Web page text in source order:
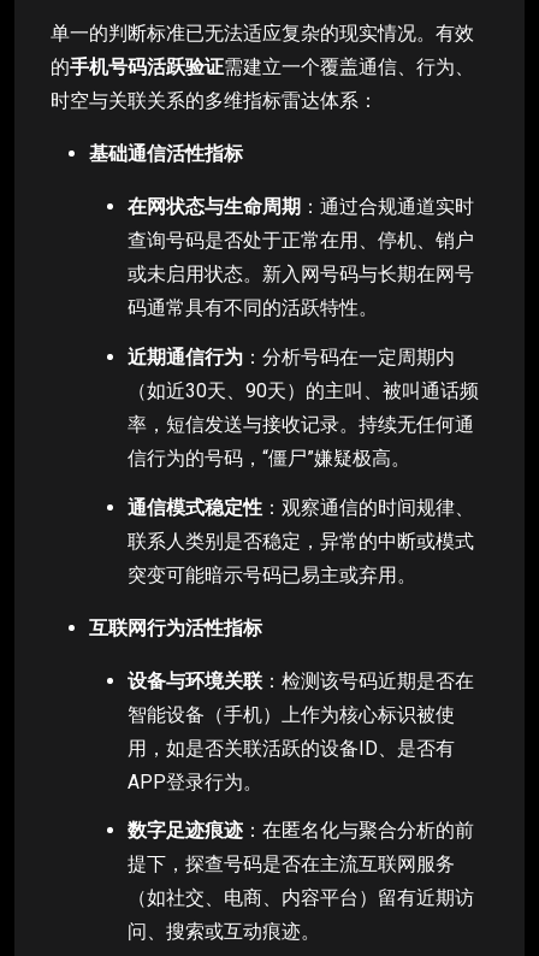
单一的判断标准已无法适应复杂的现实情况。有效
的手机号码活跃验证需建立一个覆盖通信、行为、
时空与关联关系的多维指标雷达体系：
基础通信活性指标
在网状态与生命周期 ：通过合规通道实时
查询号码是否处于正常在用、停机、销户
或未启用状态。新入网号码与长期在网号
码通常具有不同的活跃特性。
近期通信行为 ：分析号码在一定周期内
（如近30天、90天）的主叫、被叫通话频
率，短信发送与接收记录。持续无任何通
信行为的号码，“僵尸”嫌疑极高。
通信模式稳定性 ：观察通信的时间规律、
联系人类别是否稳定，异常的中断或模式
突变可能暗示号码已易主或弃用。
互联网行为活性指标
设备与环境关联 ：检测该号码近期是否在
智能设备（手机）上作为核心标识被使
用，如是否关联活跃的设备ID、是否有
APP登录行为。
数字足迹痕迹 ：在匿名化与聚合分析的前
提下，探查号码是否在主流互联网服务
（如社交、电商、内容平台）留有近期访
问、搜索或互动痕迹。